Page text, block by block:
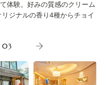
体験。好みの質感のクリーム
ジナルの香り4種からチョイ
03